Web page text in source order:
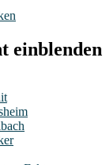
einblenden